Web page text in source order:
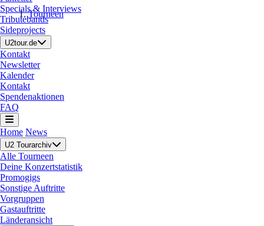
Specials & Interviews
Tributebands
Sideprojects
U2tour.de
Kontakt
Newsletter
Kalender
Kontakt
Spendenaktionen
FAQ
Home News
U2 Tourarchiv
Alle Tourneen
Deine Konzertstatistik
Promogigs
Sonstige Auftritte
Vorgruppen
Gastauftritte
Länderansicht
Tourneen